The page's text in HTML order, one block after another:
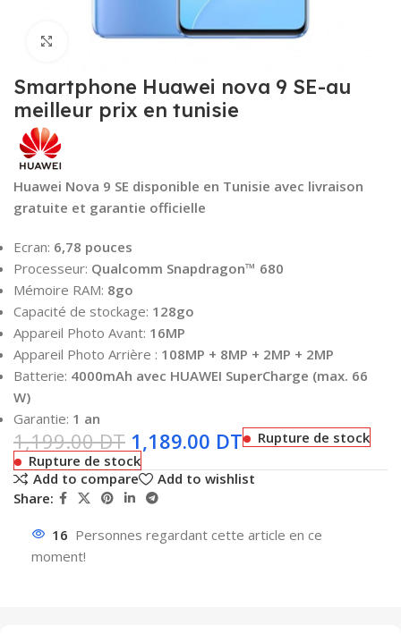
Click to enlarge
Smartphone Huawei nova 9 SE-au
meilleur prix en tunisie
Huawei Nova 9 SE disponible en Tunisie avec livraison
gratuite et garantie officielle
Ecran: 6,78 pouces
Processeur: Qualcomm Snapdragon™ 680
Mémoire RAM: 8go
Capacité de stockage: 128go
Appareil Photo Avant: 16MP
Appareil Photo Arrière : 108MP + 8MP + 2MP + 2MP
Batterie: 4000mAh avec HUAWEI SuperCharge (max. 66
W)
Garantie: 1 an
1,199.00DT 1,189.00 DT
Rupture de stock
Rupture de stock
Add to compare
Add to wishlist
Share:
16 Personnes regardant cette article en ce
moment!